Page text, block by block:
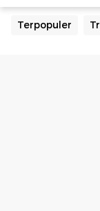
Terpopuler